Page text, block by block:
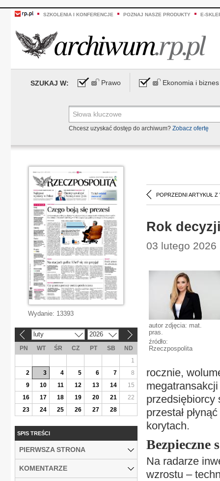
SZKOLENIA I KONFERENCJE POZNAJ NASZE PRODUKTY E-
SZUKAJ W: Prawo Ekonomia i biznes
Chcesz uzyskać dostęp do archiwum? Zobacz ofertę
POPRZEDNI ARTYKUŁ Z
Rok
03 lutego
autor zdjęcia: mat.
pras.
źródło:
Rzeczpospolita
rocznie,
przedsiębiorcy
przestał
korytach.
Bezpieczne
Na radarze
wzrostu –
Wydanie: 13393
luty 2026
PN WT ŚR CZ PT SB
ND
1
2
3 4 5 6 7
8
9
10 11 12 13 14
15
16
17 18 19 20 21
22
23
24 25 26 27 28
SPIS TREŚCI
PIERWSZA STRONA
KOMENTARZE